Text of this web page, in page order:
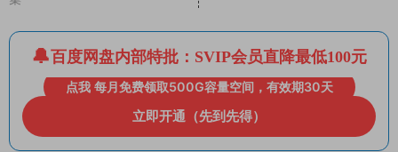
百度网盘内部特批：SVIP会员直降最低100元
点我 每月免费领取500G容量空间，有效期30天
立即开通（先到先得）